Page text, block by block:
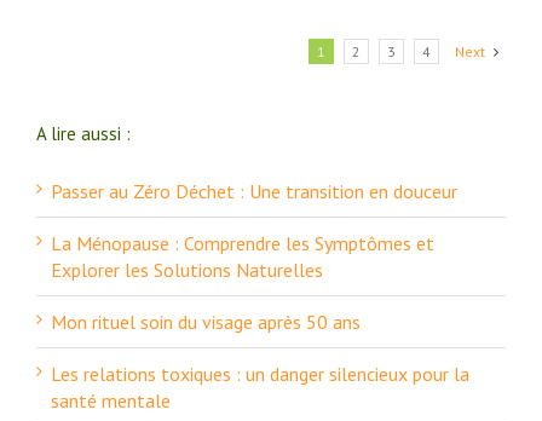
1 2 3 4 Next
A lire aussi :
Passer au Zéro Déchet : Une transition en douceur
La Ménopause : Comprendre les Symptômes et
Explorer les Solutions Naturelles
Mon rituel soin du visage après 50 ans
Les relations toxiques : un danger silencieux pour la
santé mentale